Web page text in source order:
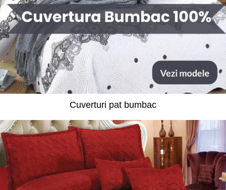
Cuverturi pat bumbac